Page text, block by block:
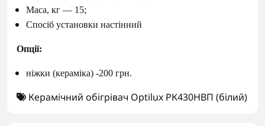
Маса, кг ― 15;
Спосіб установки настінний
Опції:
ніжки (кераміка) -200 грн.
Керамічний обігрівач Optilux РК430НВП (білий)